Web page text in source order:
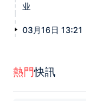
业
03月16日 13:21
熱門快訊